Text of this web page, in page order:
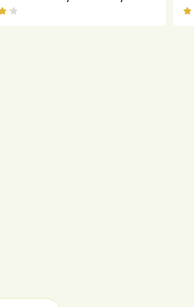
jednoho hrnce